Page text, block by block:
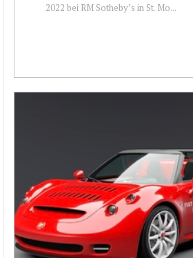
2022 bei RM Sotheby’s in St. Mo...